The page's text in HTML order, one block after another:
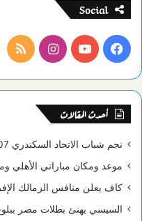
Social
فيسبوكيوتيوبانستقرام
أحدث المقالات
نجم شباب الاتحاد السكندري 2007 يمضي علي أولي خطوات الإحتراف
موعد ومكان مباراتي الأهلي
كاف يعلن منافس الزمالك
السيسي يهنئ بطلات مصر